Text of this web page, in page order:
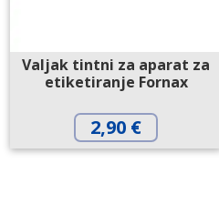
Valjak tintni za aparat za
etiketiranje Fornax
2,90 €